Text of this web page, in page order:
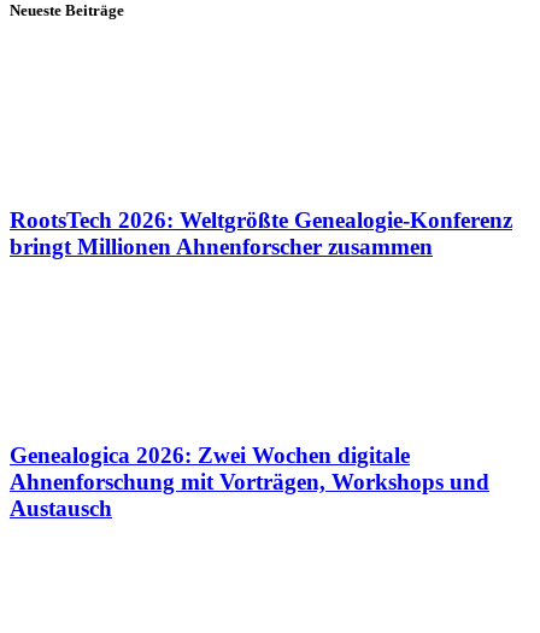
Neueste Beiträge
RootsTech 2026: Weltgrößte Genealogie-Konferenz
bringt Millionen Ahnenforscher zusammen
Genealogica 2026: Zwei Wochen digitale
Ahnenforschung mit Vorträgen, Workshops und
Austausch